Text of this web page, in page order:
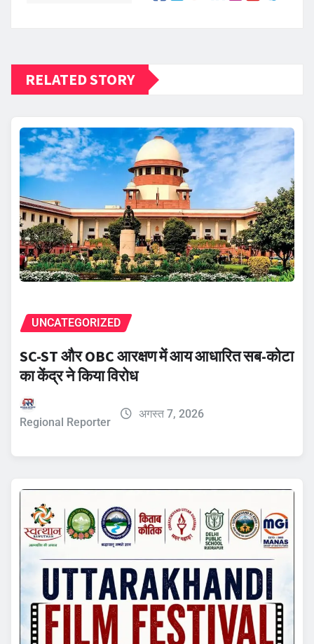
RELATED STORY
UNCATEGORIZED
SC-ST और OBC आरक्षण में आय आधारित सब-कोटा
का केंद्र ने किया विरोध
Regional Reporter
अगस्त 7, 2026